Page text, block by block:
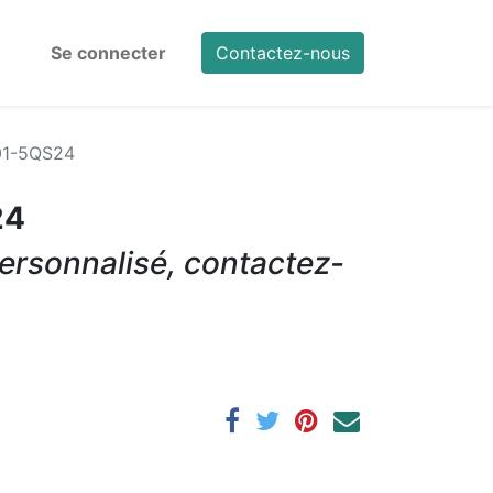
Se connecter Contactez-nous
5QS24
contactez-